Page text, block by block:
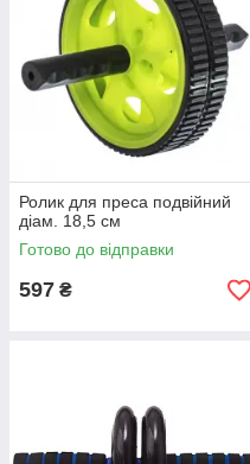
преса
, а також для
плечей.
Ролик для преса–
доступний професійний
коригування форми живота і
преса, а також для
Ролик для преса подвійний
діам. 18,5 см
Готово до відправки
597 ₴